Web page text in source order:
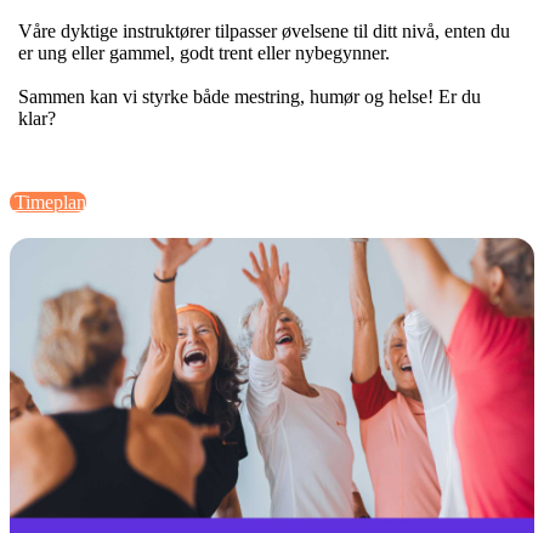
Våre dyktige instruktører tilpasser øvelsene til ditt nivå, enten du
er ung eller gammel, godt trent eller nybegynner.
Sammen kan vi styrke både mestring, humør og helse! Er du
klar?
Timeplan